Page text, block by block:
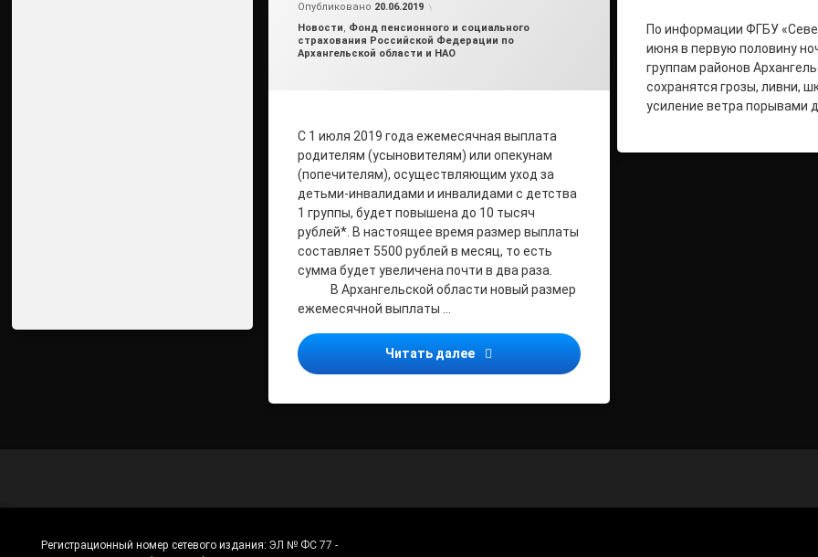
Опубликовано 20.06.2019
Рубрики:
Новости, Фонд пенсионного и социального
страхования Российской Федерации по
Архангельской области и НАО
С 1 июля 2019 года ежемесячная выплата
родителям (усыновителям) или опекунам
(попечителям), осуществляющим уход за
детьми-инвалидами и инвалидами с детства
1 группы, будет повышена до 10 тысяч
рублей*. В настоящее время размер выплаты
составляет 5500 рублей в месяц, то есть
сумма будет увеличена почти в два раза.
В Архангельской области новый размер
ежемесячной выплаты …
Читать далее С 1 июля выплата по уходу за детьми-инвалидами и
По информации ФГБУ
июня в первую половину
группам районов
сохранятся грозы, ливни,
усиление ветра порывами
Регистрационный номер сетевого издания: ЭЛ № ФС 77 -